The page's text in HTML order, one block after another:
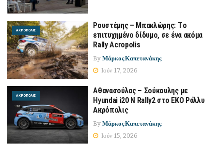
ΑΚΡΌΠΟΛΙΣ
Ρουστέμης – Μπακλώρης: Tο
επιτυχημένο δίδυμο, σε ένα ακόμα
Rally Acropolis
By Μάρκος Καπετανάκης
Ιούν 17, 2026
ΑΚΡΌΠΟΛΙΣ
Αθανασούλας – Σούκουλης με
Hyundai i20 N Rally2 στο ΕΚΟ Ράλλυ
Ακρόπολις
By Μάρκος Καπετανάκης
Ιούν 15, 2026